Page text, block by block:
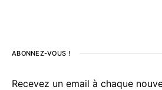
ABONNEZ-VOUS !
Recevez un email à chaque